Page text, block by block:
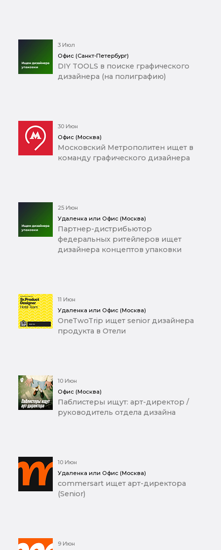
3 Июл
Офис (Санкт-Петербург)
DIY TOOLS в поиске графического
дизайнера (на полиграфию)
30 Июн
Офис (Москва)
Московский Метрополитен ищет в
команду графического дизайнера
25 Июн
Удаленка или Офис (Москва)
Партнер-дистрибьютор
федеральных ритейлеров ищет
дизайнера концептов упаковки
11 Июн
Удаленка или Офис (Москва)
OneTwoTrip ищет senior дизайнера
продукта в Отели
10 Июн
Офис (Москва)
Паблистеры ищут: арт-директор /
руководитель отдела дизайна
10 Июн
Удаленка или Офис (Москва)
commersart ищет арт-директора
(Senior)
9 Июн